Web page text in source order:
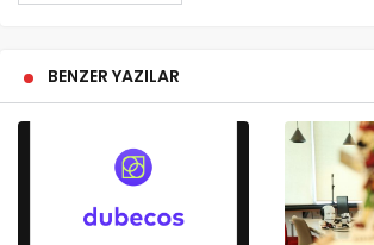
BENZER YAZILAR